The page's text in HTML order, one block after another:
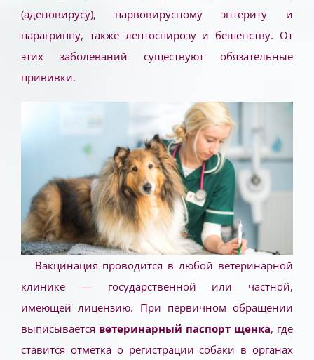
(аденовирусу), парвовирусному энтериту и
парагриппу, также лептоспирозу и бешенству. От
этих заболеваний существуют обязательные
прививки.
Вакцинация проводится в любой ветеринарной
клинике — государственной или частной,
имеющей лицензию. При первичном обращении
выписывается ветеринарный паспорт щенка, где
ставится отметка о регистрации собаки в органах